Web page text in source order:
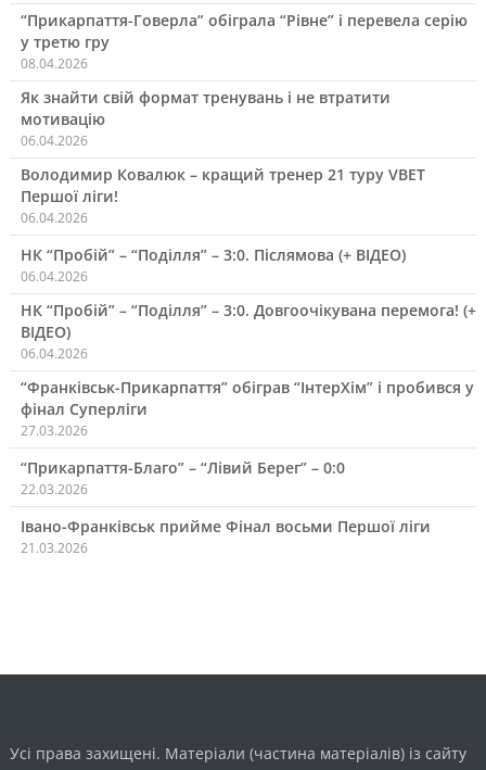
“Прикарпаття-Говерла” обіграла “Рівне” і перевела серію
у третю гру
08.04.2026
Як знайти свій формат тренувань і не втратити
мотивацію
06.04.2026
Володимир Ковалюк – кращий тренер 21 туру VBET
Першої ліги!
06.04.2026
НК “Пробій” – “Поділля” – 3:0. Післямова (+ ВІДЕО)
06.04.2026
НК “Пробій” – “Поділля” – 3:0. Довгоочікувана перемога! (+
ВІДЕО)
06.04.2026
“Франківськ-Прикарпаття” обіграв “ІнтерХім” і пробився у
фінал Суперліги
27.03.2026
“Прикарпаття-Благо” – “Лівий Берег” – 0:0
22.03.2026
Івано-Франківськ прийме Фінал восьми Першої ліги
21.03.2026
Усі права захищені. Матеріали (частина матеріалів) із сайту